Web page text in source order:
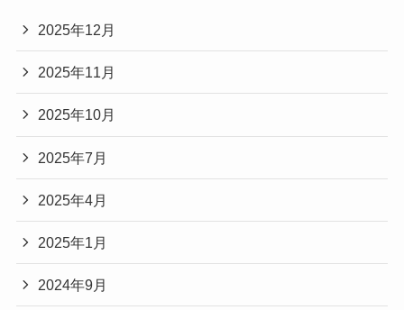
2025年12月
2025年11月
2025年10月
2025年7月
2025年4月
2025年1月
2024年9月